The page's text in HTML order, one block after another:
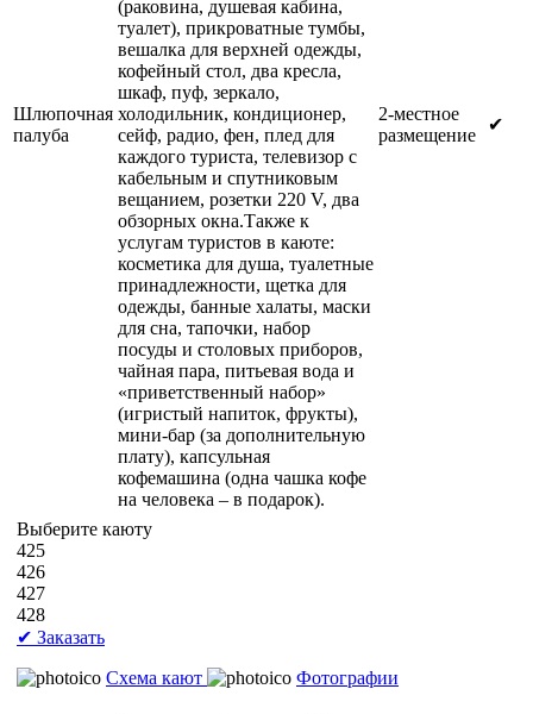
Шлюпочная
палуба
(раковина, душевая кабина,
туалет), прикроватные тумбы,
вешалка для верхней одежды,
кофейный стол, два кресла,
шкаф, пуф, зеркало,
холодильник, кондиционер,
сейф, радио, фен, плед для
каждого туриста, телевизор с
кабельным и спутниковым
вещанием, розетки 220 V, два
обзорных окна.Также к
услугам туристов в каюте:
косметика для душа, туалетные
принадлежности, щетка для
одежды, банные халаты, маски
для сна, тапочки, набор
посуды и столовых приборов,
чайная пара, питьевая вода и
«приветственный набор»
(игристый напиток, фрукты),
мини-бар (за дополнительную
плату), капсульная
кофемашина (одна чашка кофе
на человека – в подарок).
2-местное
размещение
✔
Выберите каюту
425
426
427
428
✔ Заказать
Схема кают
Фотографии